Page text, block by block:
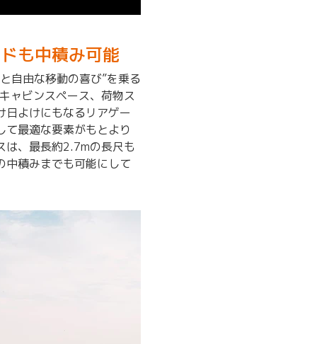
も中積み可能
自由な移動の喜び”を乗る
ャビンスペース、荷物ス
よけにもなるリアゲー
て最適な要素がもとより
は、最長約2.7mの長尺も
中積みまでも可能にして